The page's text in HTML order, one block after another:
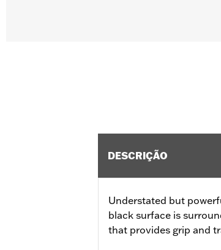
DESCRIÇÃO
Understated but
black surface is
that provides grip and